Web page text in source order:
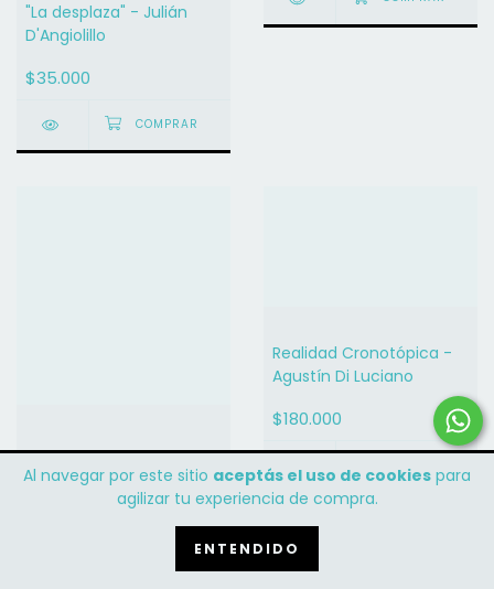
Al navegar por este sitio aceptás el uso de cookies para
agilizar tu experiencia de compra.
ENTENDIDO
"La desplaza" - Julián
D'Angiolillo
$35.000
El libro de los colectivos
Realidad Cronotópica -
Agustín Di Luciano
$180.000